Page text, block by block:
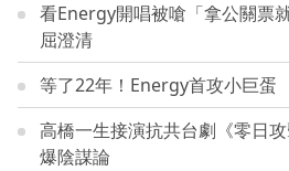
看Energy開唱被嗆「拿公關
屈澄清
等了22年！Energy首攻小巨
高橋一生接演抗共台劇《零日
爆陰謀論